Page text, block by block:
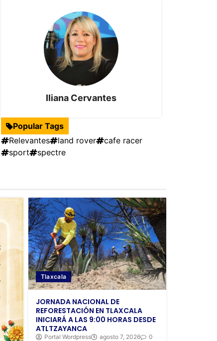
Iliana Cervantes
Popular Tags
Relevantes
land rover
cafe racer
sport
spectre
Tlaxcala
JORNADA NACIONAL DE
REFORESTACIÓN EN TLAXCALA
INICIARÁ A LAS 9:00 HORAS DESDE
ATLTZAYANCA
Portal Wordpress agosto 7, 2026 0